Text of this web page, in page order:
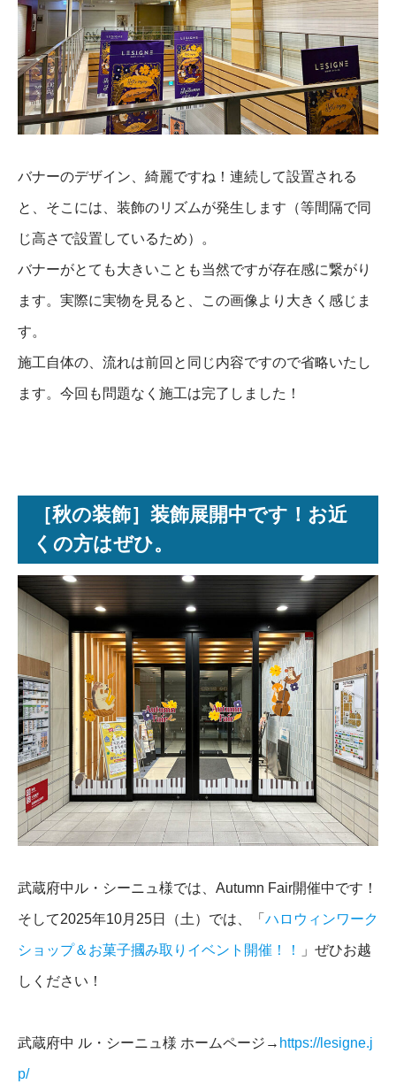
バナーのデザイン、綺麗ですね！連続して設置される
と、そこには、装飾のリズムが発生します（等間隔で同
じ高さで設置しているため）。
バナーがとても大きいことも当然ですが存在感に繋がり
ます。実際に実物を見ると、この画像より大きく感じま
す。
施工自体の、流れは前回と同じ内容ですので省略いたし
ます。今回も問題なく施工は完了しました！
［秋の装飾］装飾展開中です！お近
くの方はぜひ。
武蔵府中ル・シーニュ様では、Autumn Fair開催中です！
そして2025年10月25日（土）では、「 ハロウィンワーク
ショップ＆お菓子摑み取りイベント開催！！ 」ぜひお越
しください！
武蔵府中 ル・シーニュ様 ホームページ→ https://lesigne.j
p/